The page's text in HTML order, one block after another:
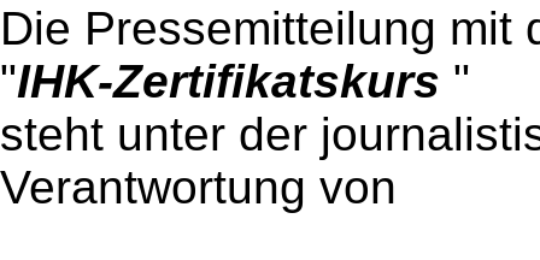
Die Pressemitteilung mit
"IHK-Zertifikatskurs "
steht unter der
Verantwortung von